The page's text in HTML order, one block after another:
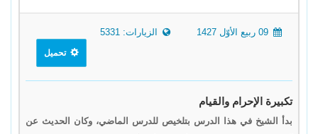
الزيارات: 5331
تحميل
تكبيرة الإحرام والقيام
بدأ الشيخ في هذا الدرس بتلخيص للدرس الماضي، وكان الحديث عن